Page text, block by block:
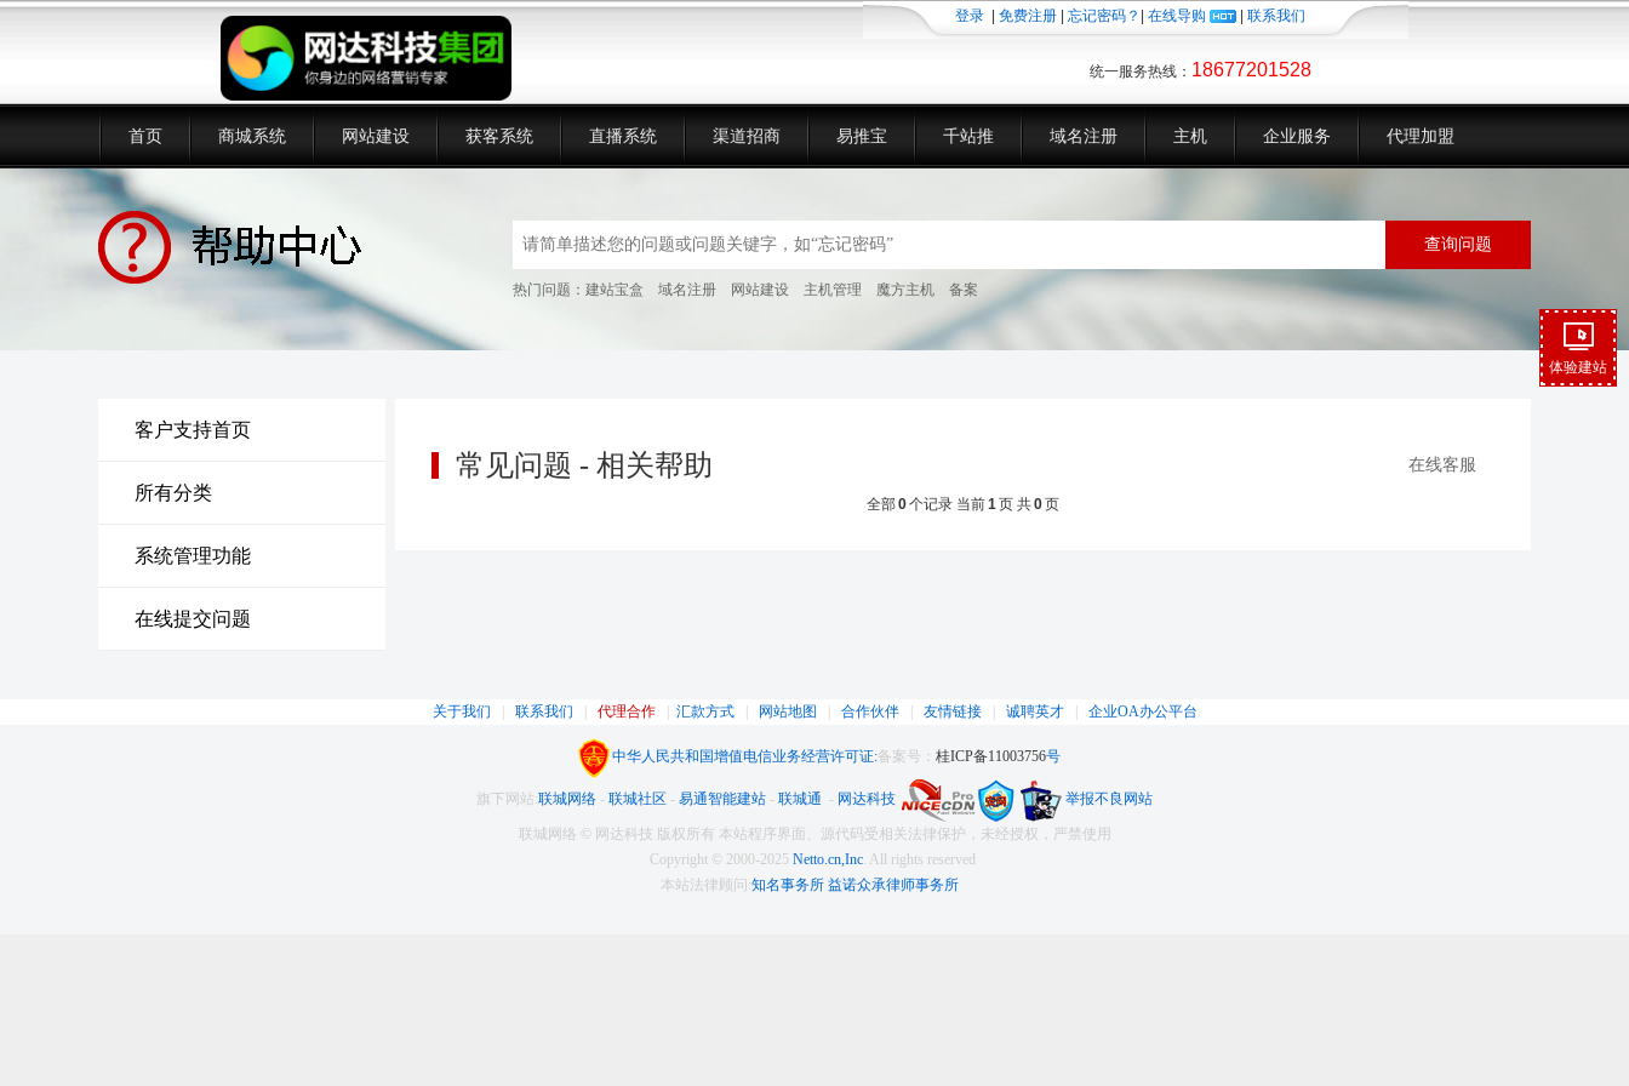
登录 免费注册 忘记密码？ 在线导购 联系我们
统一服务热线： 18677201528
首页 商城系统 网站建设 获客系统 直播系统 渠道招商 易推宝 千站推 域名注册 主机 企业服务 代理加盟
热门问题： 建站宝盒 域名注册 网站建设 主机管理 魔方主机 备案
客户支持首页
所有分类
系统管理功能
在线提交问题
常见问题 - 相关帮助 在线客服
全部0个记录 当前1页 共0页
关于我们 联系我们 代理合作| 汇款方式| 网站地图 合作伙伴| 友情链接| 诚聘英才| 企业OA办公平台
中华人民共和国增值电信业务经营许可证:备案号： 桂ICP备11003756号
旗下网站:联城网络 - 联城社区 - 易通智能建站 - 联城通 - 网达科技 举报不良网站
联城网络 © 网达科技 版权所有 本站程序界面、源代码受相关法律保护，未经授权，严禁使用
Copyright © 2000-2025 Netto.cn,Inc. All rights reserved
本站法律顾问:知名事务所 益诺众承律师事务所
体验建站